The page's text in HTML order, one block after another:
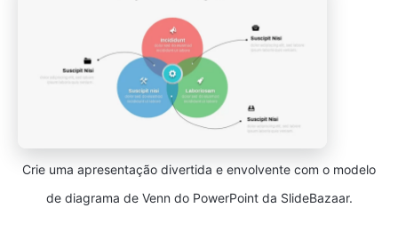
Crie uma apresentação divertida e envolvente com o modelo
de diagrama de Venn do PowerPoint da SlideBazaar.